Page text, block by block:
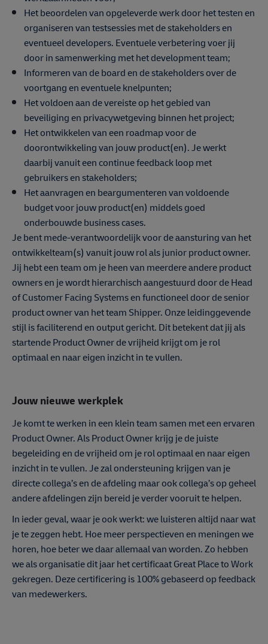
Het beoordelen van opgeleverde werk door het testen en
organiseren van testsessies met de stakeholders en
eventueel developers. Eventuele verbetering voer jij
door in samenwerking met het development team;
Informeren van de board en de stakeholders over de
voortgang en eventuele knelpunten;
Het voldoen aan de vereiste op het gebied van
beveiliging en privacywetgeving binnen het project;
Het ontwikkelen van een roadmap voor de
doorontwikkeling van jouw product(en). Je werkt
daarbij vanuit een continue feedback loop met
gebruikers en stakeholders;
Het aanvragen en beargumenteren van voldoende
budget voor jouw product(en) middels goed
onderbouwde business cases.
Je bent mede-verantwoordelijk voor de aansturing van het
ontwikkelteam(s) vanuit jouw rol als junior product owner.
Jij hebt een team om je heen van meerdere andere product
owners en je wordt hierarchisch aangestuurd door de Head
of Customer Facing Systems en functioneel door de senior
product owner van het team Shipper. Onze leidinggevende
stijl is faciliterend en output gericht. Dit betekent dat jij als
startende Product Owner de vrijheid krijgt om je rol
optimaal en naar eigen inzicht in te vullen.
Jouw nieuwe werkplek
Je komt te werken in een klein team samen met een ervaren
Product Owner. Als Product Owner krijg je de juiste
begeleiding en de vrijheid om je rol optimaal en naar eigen
inzicht in te vullen. Je zal ondersteuning krijgen van je
directe collega’s en de afdeling maar ook collega’s op geheel
andere afdelingen zijn bereid je verder vooruit te helpen.
In ieder geval, waar je ook werkt: we luisteren altijd naar wat
je te zeggen hebt. Hoe meer perspectieven en meningen we
horen, hoe beter we daar allemaal van worden. Zo hebben
we als organisatie dit jaar het certificaat Great Place to Work
gekregen. Deze certificering is 100% gebaseerd op feedback
van medewerkers.